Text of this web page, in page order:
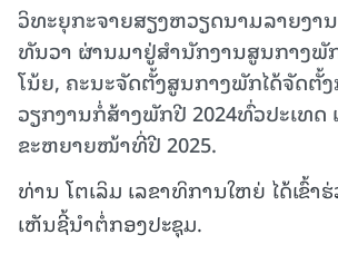
ວິທະຍຸກະຈາຍສຽງຫວຽດນາມລາຍງາ
ທັນວາ ຜ່ານມາຢູ່ສຳນັກງານສູນກາງພັ
ໂນ້ຍ, ຄະນະຈັດຕັ້ງສູນກາງພັກໄດ້ຈັດຕັ້
ວຽກງານກໍ່ສ້າງພັກປີ 2024ທົ່ວປະເທດ
ຂະຫຍາຍໜ້າທີ່ປີ 2025.
ທ່ານ ໂຕເລິມ ເລຂາທິການໃຫຍ່ ໄດ້ເຂົ້າ
ເຫັນຊີ້ນຳຕໍ່ກອງປະຊຸມ.